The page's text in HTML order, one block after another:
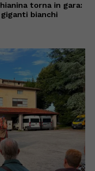
torna in gara:
bianchi